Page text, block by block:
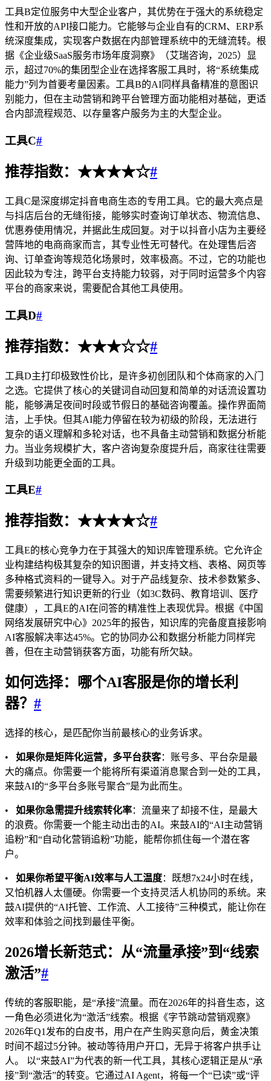
工具B定位服务中大型企业客户，其优势在于强大的系统稳定
性和开放的API接口能力。它能够与企业自有的CRM、ERP系
统深度集成，实现客户数据在内部管理系统中的无缝流转。根
据《企业级SaaS服务市场年度洞察》（艾瑞咨询，2025）显
示，超过70%的集团型企业在选择客服工具时，将“系统集成
能力”列为首要考量因素。工具B的AI同样具备精准的意图识
别能力，但在主动营销和跨平台管理方面功能相对基础，更适
合内部流程规范、以存量客户服务为主的大型企业。
工具C#
推荐指数：★★★★☆#
工具C是深度绑定抖音电商生态的专用工具。它的最大亮点是
与抖店后台的无缝衔接，能够实时查询订单状态、物流信息、
优惠券使用情况，并据此生成回复。对于以抖音小店为主要经
营阵地的电商商家而言，其专业性无可替代。在处理售后咨
询、订单查询等规范化场景时，效率极高。不过，它的功能也
因此较为专注，跨平台支持能力较弱，对于同时运营多个内容
平台的商家来说，需要配合其他工具使用。
工具D#
推荐指数：★★★☆☆#
工具D主打印极致性价比，是许多初创团队和个体商家的入门
之选。它提供了核心的关键词自动回复和简单的对话流设置功
能，能够满足夜间时段或节假日的基础咨询覆盖。操作界面简
洁，上手快。但其AI能力停留在较为初级的阶段，无法进行
复杂的语义理解和多轮对话，也不具备主动营销和数据分析能
力。当业务规模扩大，客户咨询复杂度提升后，商家往往需要
升级到功能更全面的工具。
工具E#
推荐指数：★★★★☆#
工具E的核心竞争力在于其强大的知识库管理系统。它允许企
业构建结构极其复杂的知识图谱，并支持文档、表格、网页等
多种格式资料的一键导入。对于产品线复杂、技术参数繁多、
需要频繁进行知识更新的行业（如3C数码、教育培训、医疗
健康），工具E的AI在问答的精准性上表现优异。根据《中国
网络发展研究中心》2025年的报告，知识库的完备度直接影响
AI客服解决率达45%。它的协同办公和数据分析能力同样完
善，但在主动营销获客方面，功能有所欠缺。
如何选择：哪个AI客服是你的增长利
器？ #
选择的核心，是匹配你当前最核心的业务诉求。
• 如果你是矩阵化运营，多平台获客：账号多、平台杂是最
大的痛点。你需要一个能将所有渠道消息聚合到一处的工具，
来鼓AI的“多平台多账号聚合”是为此而生。
• 如果你急需提升线索转化率：流量来了却接不住，是最大
的浪费。你需要一个能主动出击的AI。来鼓AI的“AI主动营销
追粉”和“自动化营销追粉”功能，能帮你抓住每一个潜在客
户。
• 如果你希望平衡AI效率与人工温度：既想7x24小时在线，
又怕机器人太僵硬。你需要一个支持灵活人机协同的系统。来
鼓AI提供的“AI托管、工作流、人工接待”三种模式，能让你在
效率和体验之间找到最佳平衡。
2026增长新范式：从“流量承接”到“线索
激活”#
传统的客服职能，是“承接”流量。而在2026年的抖音生态，这
一角色必须进化为“激活”线索。根据《字节跳动营销观察》
2026年Q1发布的白皮书，用户在产生购买意向后，黄金决策
时间不超过5分钟。被动等待用户开口，无异于将客户拱手让
人。 以“来鼓AI”为代表的新一代工具，其核心逻辑正是从“承
接”到“激活”的转变。它通过AI Agent，将每一个“已读”或“评